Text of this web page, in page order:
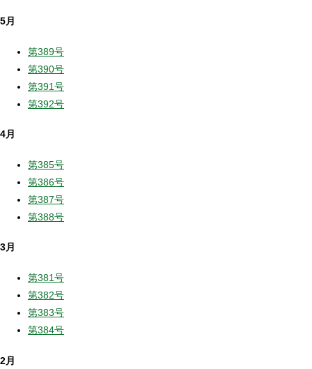
5月
第389号
第390号
第391号
第392号
4月
第385号
第386号
第387号
第388号
3月
第381号
第382号
第383号
第384号
2月